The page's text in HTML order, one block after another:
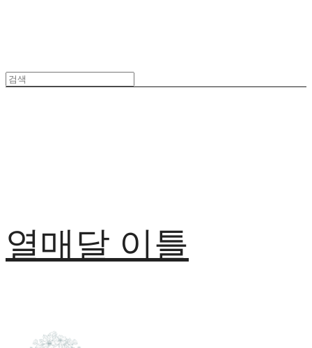
열매달 이틀